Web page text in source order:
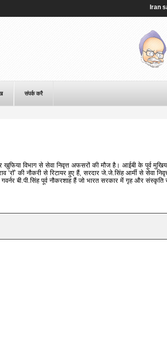
Iran says
संपर्क करै
खुफिया विभाग से सेवा निवृत्त अफसरों की मौज है। आईबी के पूर्व
की नौकरी से रिटायर हुए हैं, सरदार जे.जे.सिंह आर्मी से सेवा
बी.पी.सिंह पूर्व नौकरशाह हैं जो भारत सरकार में गृह और संस्कृति